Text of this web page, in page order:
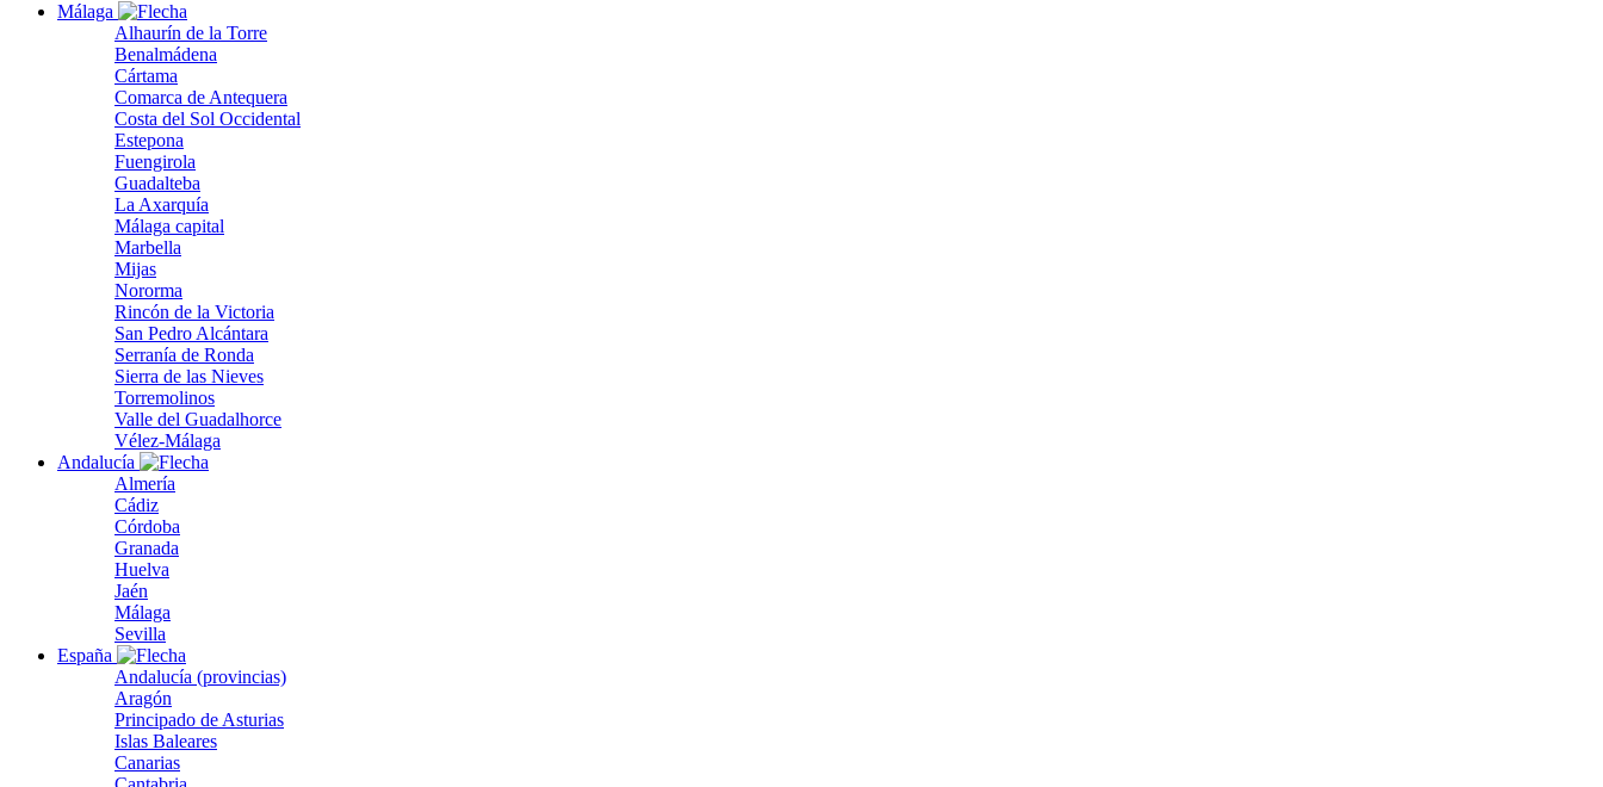
Málaga
Alhaurín de la Torre
Benalmádena
Cártama
Comarca de Antequera
Costa del Sol Occidental
Estepona
Fuengirola
Guadalteba
La Axarquía
Málaga capital
Marbella
Mijas
Nororma
Rincón de la Victoria
San Pedro Alcántara
Serranía de Ronda
Sierra de las Nieves
Torremolinos
Valle del Guadalhorce
Vélez-Málaga
Andalucía
Almería
Cádiz
Córdoba
Granada
Huelva
Jaén
Málaga
Sevilla
España
Andalucía (provincias)
Aragón
Principado de Asturias
Islas Baleares
Canarias